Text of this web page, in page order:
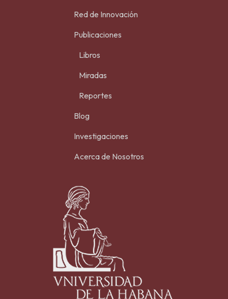
Red de Innovación
Publicaciones
Libros
Miradas
Reportes
Blog
Investigaciones
Acerca de Nosotros